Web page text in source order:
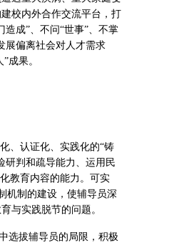
校内外合作交流平台，打
成”、不问“世事”、不掌
展偏离社会对人才需求
成果。
、认证化、实践化的“铸
研判和疏导能力、运用民
教育内容的能力。可实
机制的建设，使辅导员深
与实践脱节的问题。
选拔辅导员的局限，积极